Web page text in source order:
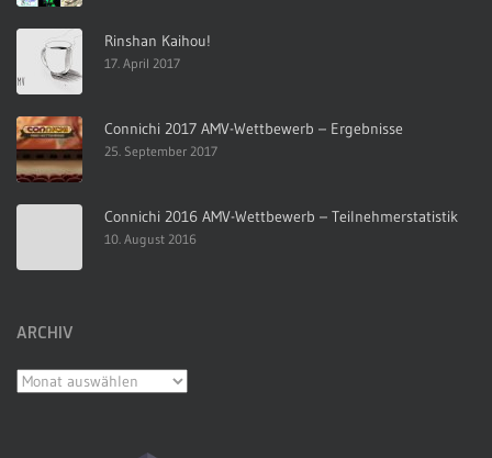
Rinshan Kaihou!
17. April 2017
Connichi 2017 AMV-Wettbewerb – Ergebnisse
25. September 2017
Connichi 2016 AMV-Wettbewerb – Teilnehmerstatistik
10. August 2016
ARCHIV
Archiv